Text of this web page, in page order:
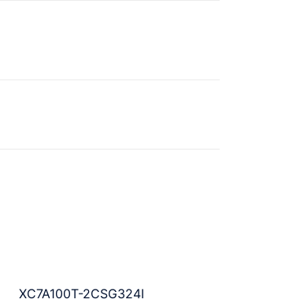
XC7A100T-2CSG324I